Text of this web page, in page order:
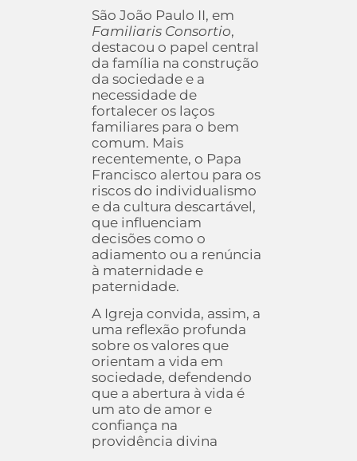
São João Paulo II, em
Familiaris Consortio,
destacou o papel central
da família na construção
da sociedade e a
necessidade de
fortalecer os laços
familiares para o bem
comum. Mais
recentemente, o Papa
Francisco alertou para os
riscos do individualismo
e da cultura descartável,
que influenciam
decisões como o
adiamento ou a renúncia
à maternidade e
paternidade.
A Igreja convida, assim, a
uma reflexão profunda
sobre os valores que
orientam a vida em
sociedade, defendendo
que a abertura à vida é
um ato de amor e
confiança na
providência divina